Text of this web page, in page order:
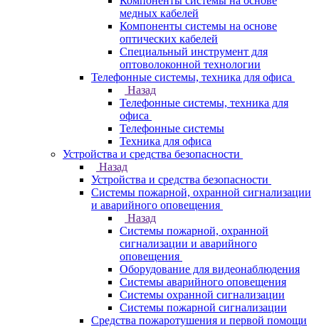
медных кабелей
Компоненты системы на основе
оптических кабелей
Специальный инструмент для
оптоволоконной технологии
Телефонные системы, техника для офиса
Назад
Телефонные системы, техника для
офиса
Телефонные системы
Техника для офиса
Устройства и средства безопасности
Назад
Устройства и средства безопасности
Системы пожарной, охранной сигнализации
и аварийного оповещения
Назад
Системы пожарной, охранной
сигнализации и аварийного
оповещения
Оборудование для видеонаблюдения
Системы аварийного оповещения
Системы охранной сигнализации
Системы пожарной сигнализации
Средства пожаротушения и первой помощи